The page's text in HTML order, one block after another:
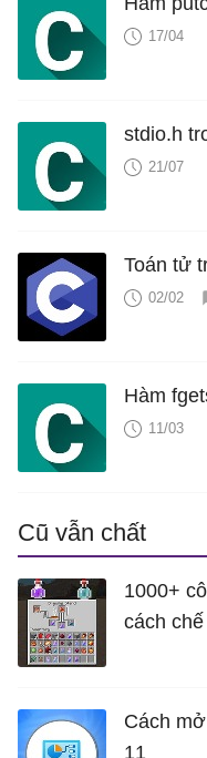
17/04
stdio.h
21/07
Toán tử
02/02
Hàm
11/03
Cũ vẫn chất
1000+
cách
Cách
11